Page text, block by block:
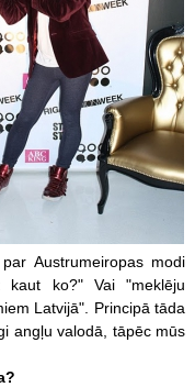
Austrumeiropas modi
ko?" Vai "meklēju
Latvijā". Principā tāda
angļu valodā, tāpēc mūs